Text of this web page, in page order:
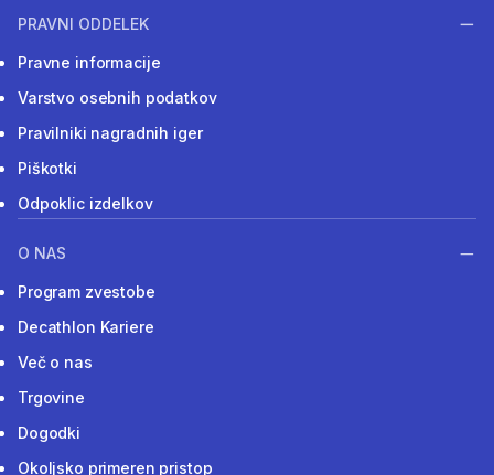
PRAVNI ODDELEK
Pravne informacije
Varstvo osebnih podatkov
Pravilniki nagradnih iger
Piškotki
Odpoklic izdelkov
O NAS
Program zvestobe
Decathlon Kariere
Več o nas
Trgovine
Dogodki
Okoljsko primeren pristop